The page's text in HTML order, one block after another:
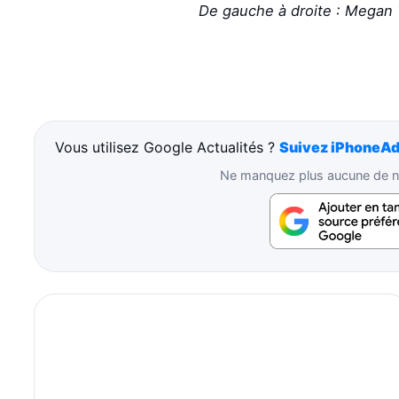
De gauche à droite :
Vous utilisez Google Actualités ?Suivez
Ne manquez plus aucune de